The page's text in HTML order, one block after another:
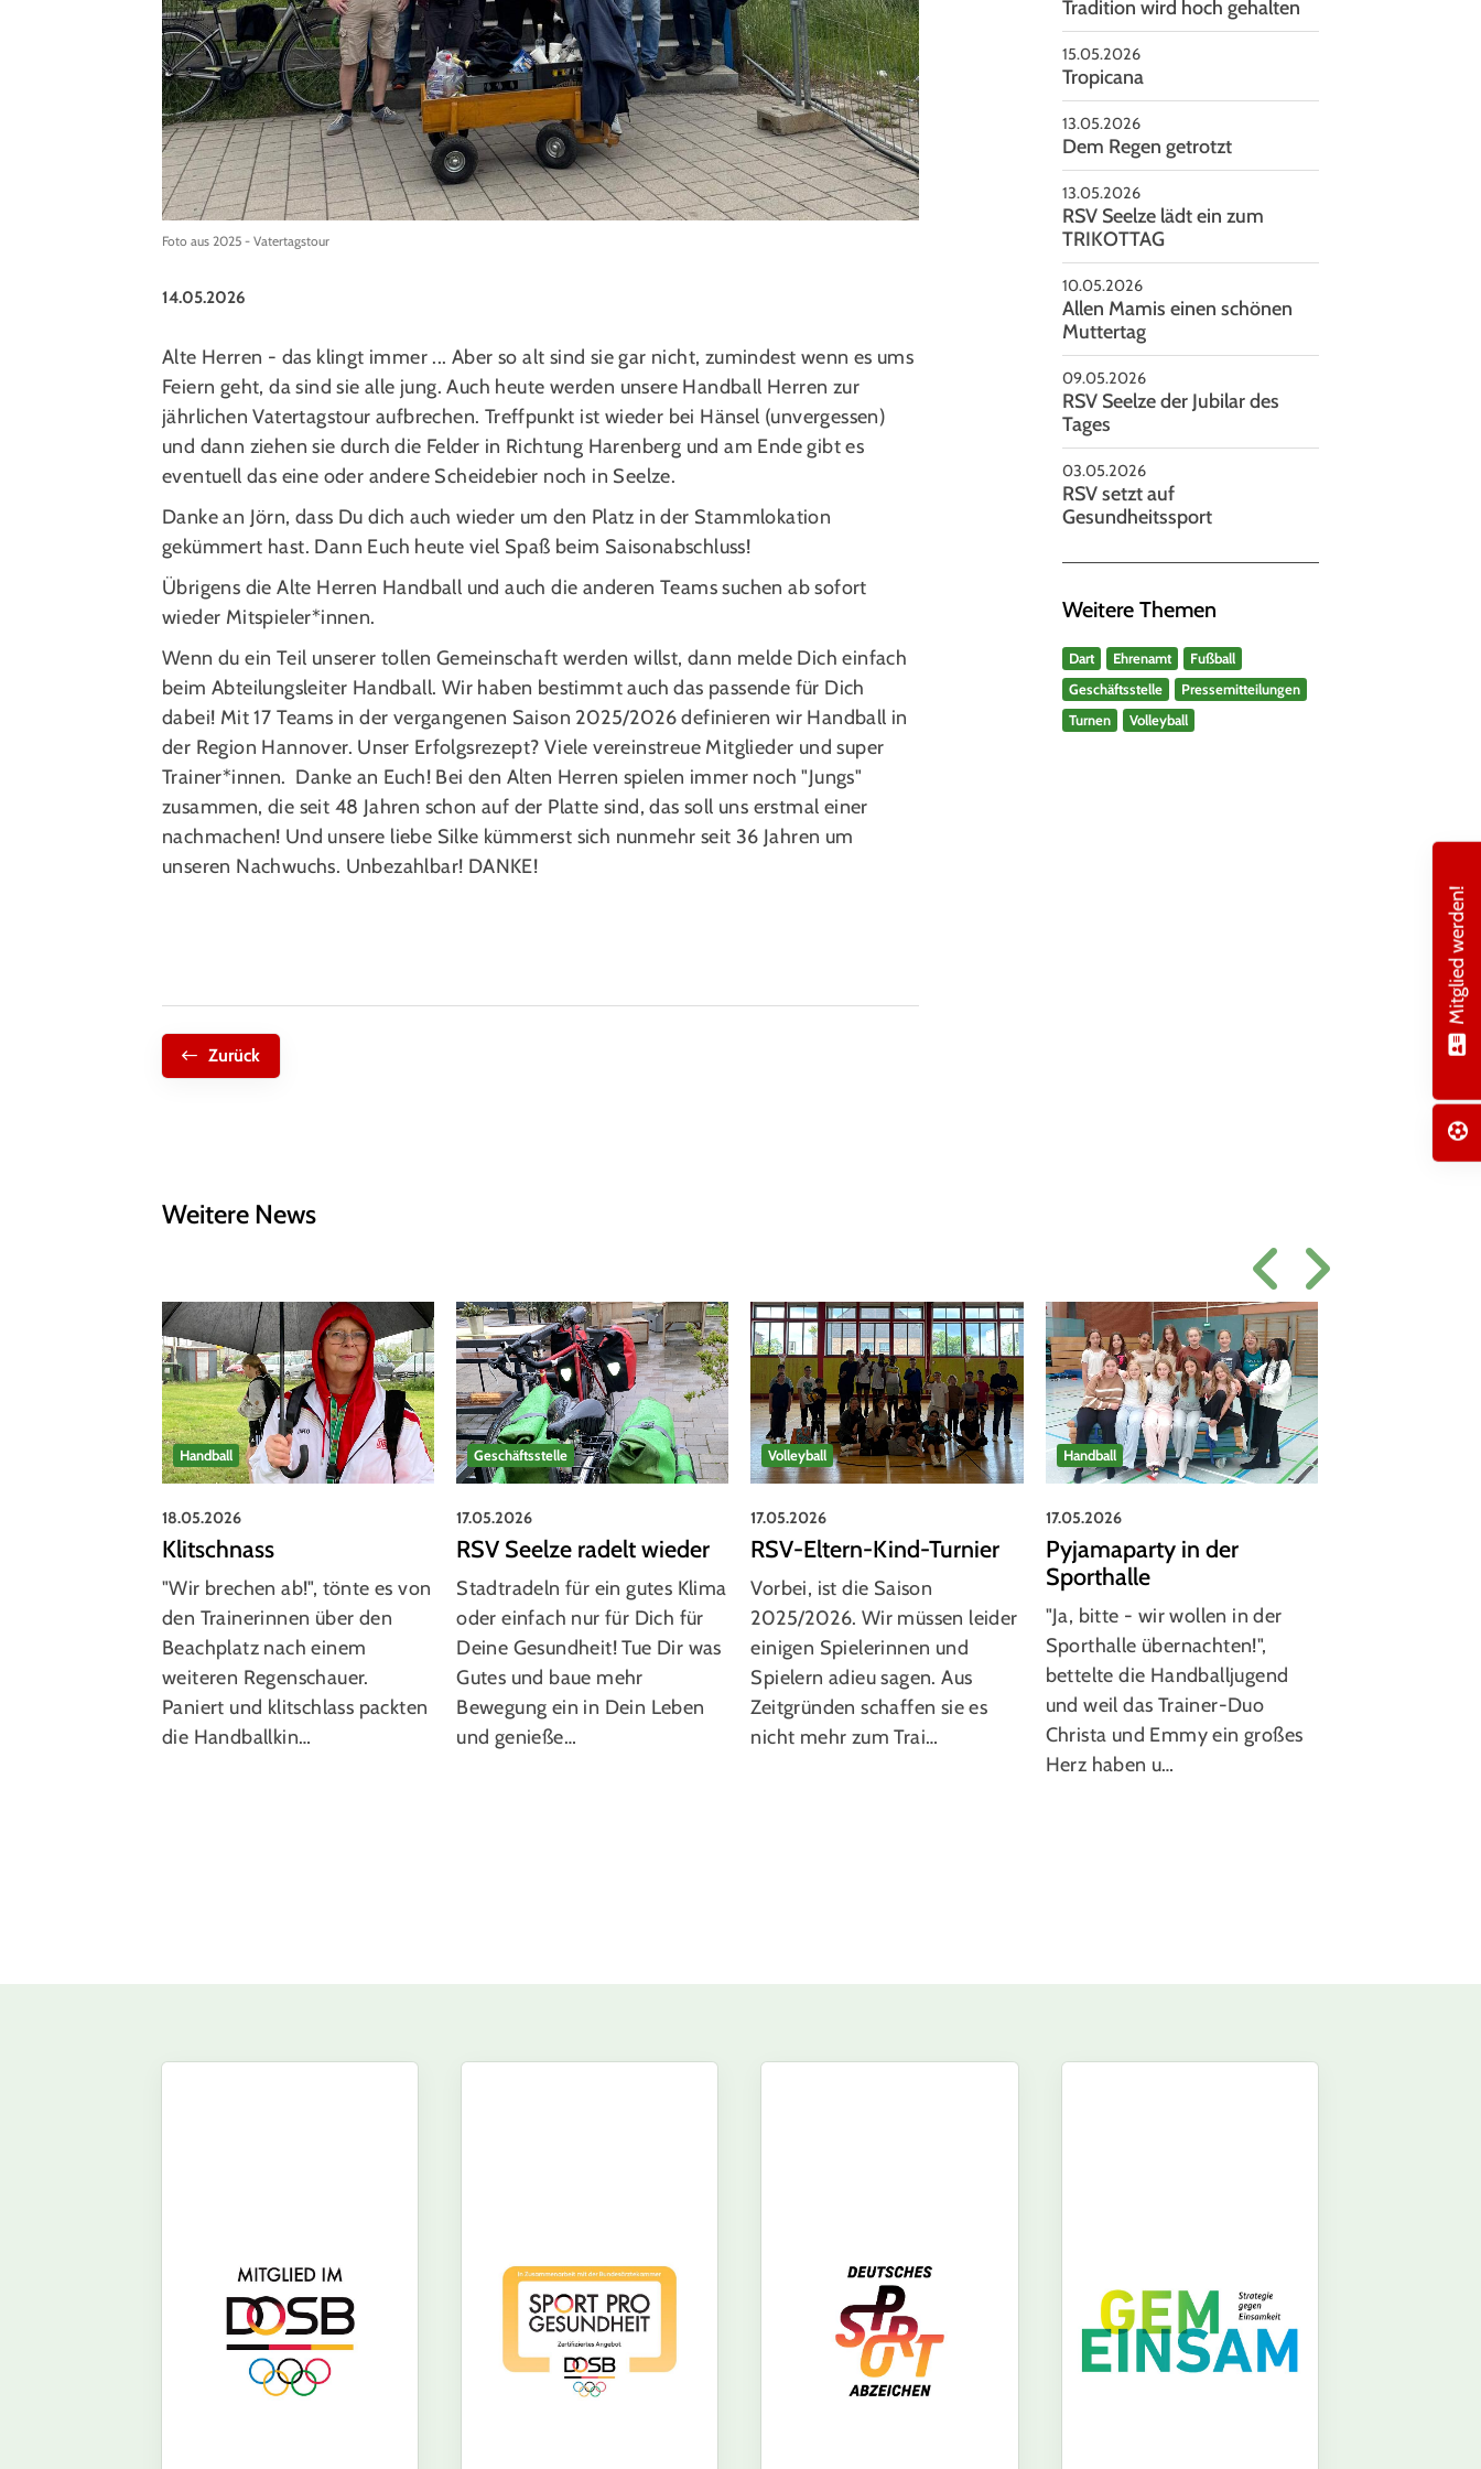
Foto aus 2025 - Vatertagstour
14.05.2026
Alte Herren - das klingt immer ... Aber so alt sind sie gar nicht, zumindest wenn es ums
Feiern geht, da sind sie alle jung. Auch heute werden unsere Handball Herren zur
jährlichen Vatertagstour aufbrechen. Treffpunkt ist wieder bei Hänsel (unvergessen)
und dann ziehen sie durch die Felder in Richtung Harenberg und am Ende gibt es
eventuell das eine oder andere Scheidebier noch in Seelze.
Danke an Jörn, dass Du dich auch wieder um den Platz in der Stammlokation
gekümmert hast. Dann Euch heute viel Spaß beim Saisonabschluss!
Übrigens die Alte Herren Handball und auch die anderen Teams suchen ab sofort
wieder Mitspieler*innen.
Wenn du ein Teil unserer tollen Gemeinschaft werden willst, dann melde Dich einfach
beim Abteilungsleiter Handball. Wir haben bestimmt auch das passende für Dich
dabei! Mit 17 Teams in der vergangenen Saison 2025/2026 definieren wir Handball in
der Region Hannover. Unser Erfolgsrezept? Viele vereinstreue Mitglieder und super
Trainer*innen. Danke an Euch! Bei den Alten Herren spielen immer noch "Jungs"
zusammen, die seit 48 Jahren schon auf der Platte sind, das soll uns erstmal einer
nachmachen! Und unsere liebe Silke kümmerst sich nunmehr seit 36 Jahren um
unseren Nachwuchs. Unbezahlbar! DANKE!
Zurück
Tradition wird hoch gehalten
15.05.2026
Tropicana
13.05.2026
Dem Regen getrotzt
13.05.2026
RSV Seelze lädt ein zum
TRIKOTTAG
10.05.2026
Allen Mamis einen schönen
Muttertag
09.05.2026
RSV Seelze der Jubilar des
Tages
03.05.2026
RSV setzt auf
Gesundheitssport
Weitere Themen
Dart Ehrenamt
Fußball
Geschäftsstelle
Pressemitteilungen
Turnen
Volleyball
Weitere News
Handball
18.05.2026
Klitschnass
"Wir brechen ab!", tönte es von
den Trainerinnen über den
Beachplatz nach einem
weiteren Regenschauer.
Paniert und klitschlass packten
die Handballkin…
Geschäftsstelle
17.05.2026
RSV Seelze radelt wieder
Stadtradeln für ein gutes Klima
oder einfach nur für Dich für
Deine Gesundheit! Tue Dir was
Gutes und baue mehr
Bewegung ein in Dein Leben
und genieße…
Volleyball
17.05.2026
RSV-Eltern-Kind-Turnier
Vorbei, ist die Saison
2025/2026. Wir müssen leider
einigen Spielerinnen und
Spielern adieu sagen. Aus
Zeitgründen schaffen sie es
nicht mehr zum Trai…
Handball
17.05.2026
Pyjamaparty in der
Sporthalle
"Ja, bitte - wir wollen in der
Sporthalle übernachten!",
bettelte die Handballjugend
und weil das Trainer-Duo
Christa und Emmy ein großes
Herz haben u…
Mitglied werden!